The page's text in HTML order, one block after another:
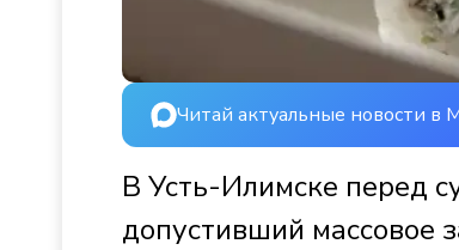
Читай актуальные новости в
В Усть-Илимске перед
допустивший массовое